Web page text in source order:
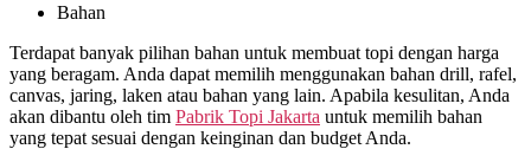
Bahan
Terdapat banyak pilihan bahan untuk membuat topi dengan harga
yang beragam. Anda dapat memilih menggunakan bahan drill, rafel,
canvas, jaring, laken atau bahan yang lain. Apabila kesulitan, Anda
akan dibantu oleh tim Pabrik Topi Jakarta untuk memilih bahan
yang tepat sesuai dengan keinginan dan budget Anda.